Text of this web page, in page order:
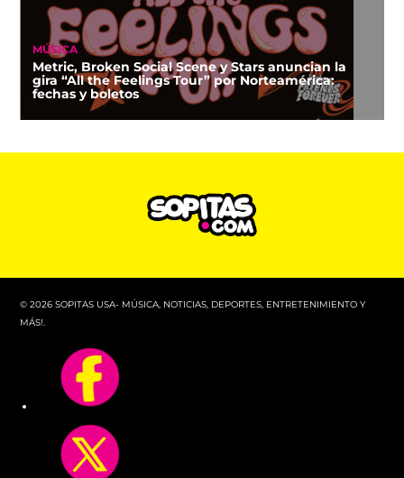
MÚSICA
Metric, Broken Social Scene y Stars anuncian la
gira “All the Feelings Tour” por Norteamérica:
fechas y boletos
© 2026 SOPITAS USA- MÚSICA, NOTICIAS, DEPORTES, ENTRETENIMIENTO Y
MÁS!.